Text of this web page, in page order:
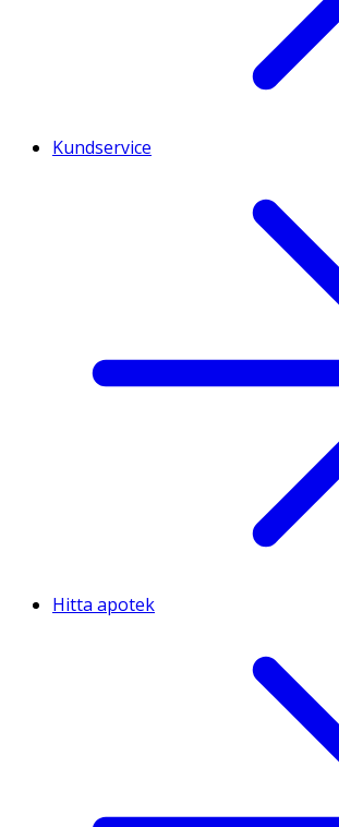
Kundservice
Hitta apotek